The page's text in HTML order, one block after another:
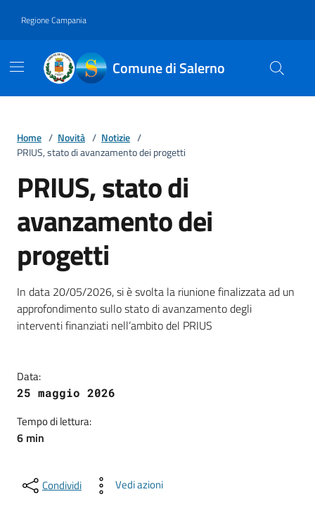
Regione Campania
Comune di Salerno
Home / Novità / Notizie /
PRIUS, stato di avanzamento dei progetti
PRIUS, stato di
avanzamento dei
progetti
Dettagli della notizia
In data 20/05/2026, si è svolta la riunione finalizzata ad un
approfondimento sullo stato di avanzamento degli
interventi finanziati nell’ambito del PRIUS
Data:
25 maggio 2026
Tempo di lettura:
6 min
Condividi Vedi azioni